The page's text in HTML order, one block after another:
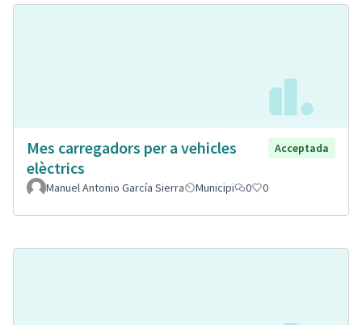
Mes carregadors per a vehicles
elèctrics
Acceptada
Manuel Antonio García Sierra Municipi 0 0